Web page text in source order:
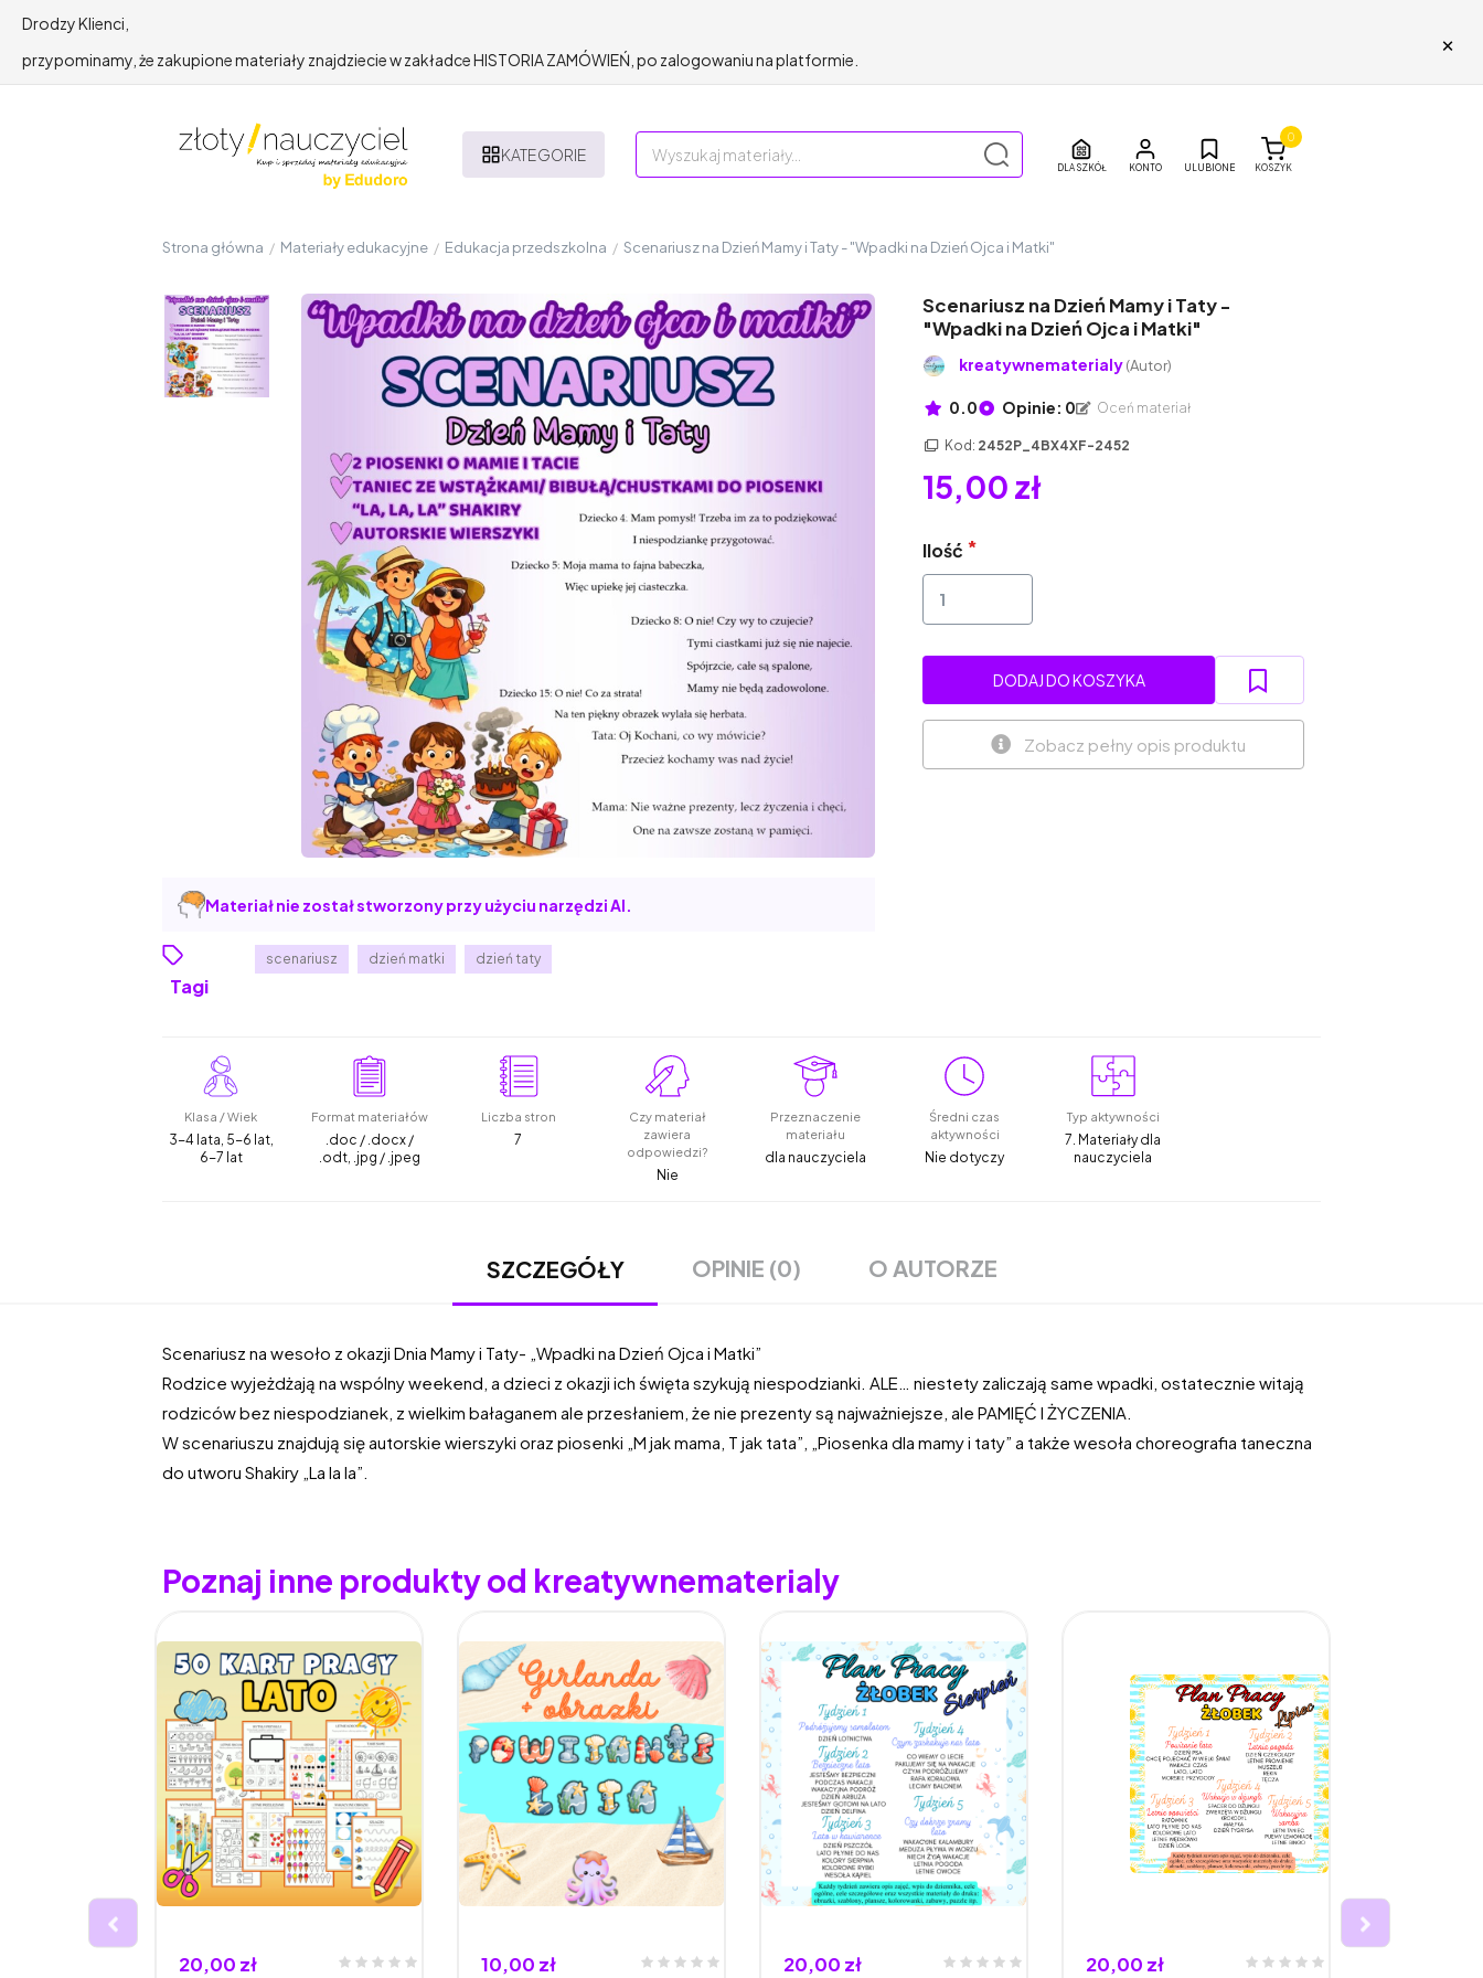
Drodzy Klienci,
przypominamy, że zakupione materiały znajdziecie w zakładce HISTORIA ZAMÓWIEŃ, po zalogowaniu na platformie.
×
KATEGORIE
DLA SZKÓŁ ULUBIONE KOSZYK
0
Strona główna / Materiały edukacyjne / Edukacja przedszkolna / Scenariusz na Dzień Mamy i Taty - "Wpadki na Dzień Ojca i Matki"
Materiał nie został stworzony przy użyciu narzędzi AI.
Tagi
scenariusz dzień matki dzień taty
Scenariusz na Dzień Mamy i Taty -
"Wpadki na Dzień Ojca i Matki"
kreatywnematerialy(Autor)
0.0 Opinie: 0 Oceń materiał
Kod: 2452P_4BX4XF-2452
15,00 zł
Ilość
DODAJ DO KOSZYKA
Zobacz pełny opis produktu
Klasa / Wiek
3-4 lata, 5-6 lat,
6-7 lat
Format materiałów
.doc / .docx /
.odt, .jpg / .jpeg
Liczba stron
7
Czy materiał
zawiera
odpowiedzi?
Nie
Przeznaczenie
materiału
dla nauczyciela
Średni czas
aktywności
Nie dotyczy
Typ aktywności
7. Materiały dla
nauczyciela
SZCZEGÓŁY OPINIE (0) O AUTORZE
Scenariusz na wesoło z okazji Dnia Mamy i Taty- „Wpadki na Dzień Ojca i Matki”
Rodzice wyjeżdżają na wspólny weekend, a dzieci z okazji ich święta szykują niespodzianki. ALE… niestety zaliczają same wpadki, ostatecznie witają
rodziców bez niespodzianek, z wielkim bałaganem ale przesłaniem, że nie prezenty są najważniejsze, ale PAMIĘĆ I ŻYCZENIA.
W scenariuszu znajdują się autorskie wierszyki oraz piosenki „M jak mama, T jak tata”, „Piosenka dla mamy i taty” a także wesoła choreografia taneczna
do utworu Shakiry „La la la”.
Poznaj inne produkty od kreatywnematerialy
20,00 zł 10,00 zł 20,00 zł 20,00 zł